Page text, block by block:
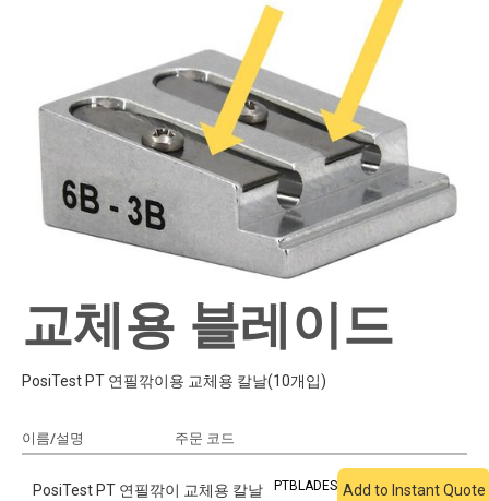
교체용 블레이드
PosiTest PT 연필깎이용 교체용 칼날(10개입)
이름/설명 주문 코드
PosiTest PT 연필깎이 교체용 칼날 PTBLADES Add to Instant Quote